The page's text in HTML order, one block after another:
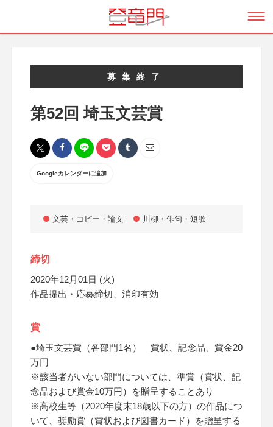
募集終了
第52回 埼玉文芸賞
Googleカレンダーに追加
文芸・コピー・論文 川柳・俳句・短歌
締切
2020年12月01日 (火)
作品提出・応募締切、消印有効
賞
●埼玉文芸賞（各部門1名） 賞状、記念品、賞金20
万円
※該当者がいない部門については、準賞（賞状、記
念品および賞金10万円）を贈呈することあり
※高校生等（2020年度末18歳以下の方）の作品につ
いて、奨励賞（賞状および図書カード）を贈呈する